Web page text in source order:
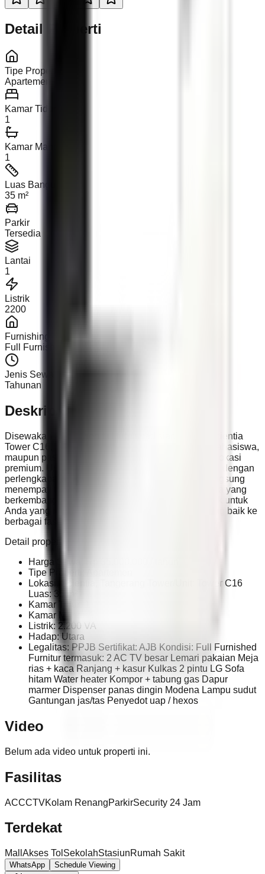
Detail Properti
Tipe Properti
Apartemen
Kamar Tidur
1
Kamar Mandi
1
Luas Bangunan
35 m²
Parkir
Tersedia
Lantai
1
Listrik
2200
Furnishing
Full Furnished
Jenis Sewa
Tahunan
Deskripsi
Disewakan apartemen full furnished siap huni di Scientia
Tower C16, Tangerang, cocok untuk profesional, mahasiswa,
maupun pasangan yang mencari hunian praktis di lokasi
premium. Unit ini menawarkan kenyamanan tinggal dengan
perlengkapan lengkap, sehingga penyewa bisa langsung
menempati tanpa repot. Berada di kawasan Scientia yang
berkembang, apartemen ini menjadi pilihan menarik untuk
Anda yang ingin tinggal nyaman dengan akses yang baik ke
berbagai fasilitas sekitar.
Detail properti:
Harga Sewa: Rp 35.000.000 / tahun
Tipe Properti: Apartemen
Lokasi: Scientia, Tangerang Tower/Unit: Tower C16
Luas: 35 m²
Kamar Tidur: 1
Kamar Mandi: 1
Listrik: 2.200 VA
Hadap: Utara
Legalitas: PPJB Sertifikat: AJB Kondisi: Full Furnished
Furnitur termasuk: 2 AC TV besar Lemari pakaian Meja
rias + kaca Ranjang + kasur Kulkas 2 pintu LG Sofa
hitam Water heater Kompor + tabung gas Dapur
marmer Dispenser panas dingin Modena Lampu sudut
Gantungan jas/tas Penyedot uap / hexos
Video
Belum ada video untuk properti ini.
Fasilitas
ACCCTVKolam RenangParkirSecurity 24 Jam
Terdekat
Mall Akses Tol SekolahStasiunRumah Sakit
WhatsApp Schedule Viewing